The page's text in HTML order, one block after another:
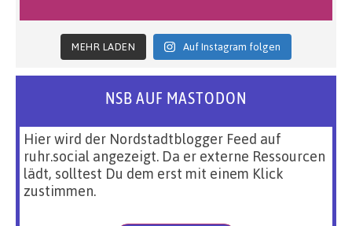
MEHR LADEN Auf Instagram folgen
NSB AUF MASTODON
Hier wird der Nordstadtblogger Feed auf
ruhr.social angezeigt. Da er externe Ressourcen
lädt, solltest Du dem erst mit einem Klick
zustimmen.